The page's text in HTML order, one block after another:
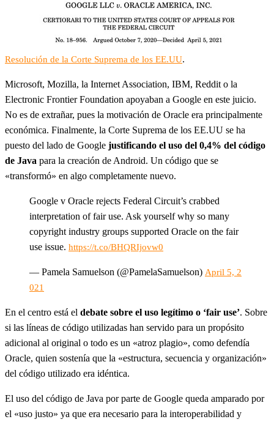
Resolución de la Corte Suprema de los EE.UU.
Microsoft, Mozilla, la Internet Association, IBM, Reddit o la
Electronic Frontier Foundation apoyaban a Google en este juicio.
No es de extrañar, pues la motivación de Oracle era principalmente
económica. Finalmente, la Corte Suprema de los EE.UU se ha
puesto del lado de Google justificando el uso del 0,4% del código
de Java para la creación de Android. Un código que se
«transformó» en algo completamente nuevo.
Google v Oracle rejects Federal Circuit’s crabbed
interpretation of fair use. Ask yourself why so many
copyright industry groups supported Oracle on the fair
use issue. https://t.co/BHQRIjovw0
— Pamela Samuelson (@PamelaSamuelson) April 5, 2
021
En el centro está el debate sobre el uso legítimo o ‘fair use’. Sobre
si las líneas de código utilizadas han servido para un propósito
adicional al original o todo es un «atroz plagio», como defendía
Oracle, quien sostenía que la «estructura, secuencia y organización»
del código utilizado era idéntica.
El uso del código de Java por parte de Google queda amparado por
el «uso justo» ya que era necesario para la interoperabilidad y